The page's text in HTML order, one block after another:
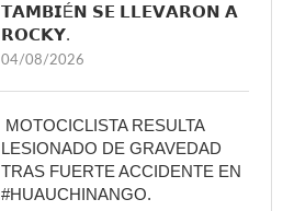
𝗧𝗔𝗠𝗕𝗜É𝗡 𝗦𝗘 𝗟𝗟𝗘𝗩𝗔𝗥𝗢𝗡 𝗔
𝗥𝗢𝗖𝗞𝗬.
04/08/2026
MOTOCICLISTA RESULTA
LESIONADO DE GRAVEDAD
TRAS FUERTE ACCIDENTE EN
#HUAUCHINANGO.